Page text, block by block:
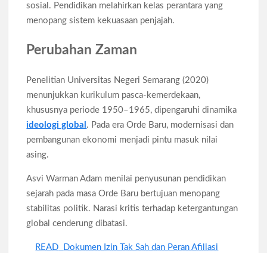
sosial. Pendidikan melahirkan kelas perantara yang
menopang sistem kekuasaan penjajah.
Perubahan Zaman
Penelitian Universitas Negeri Semarang (2020)
menunjukkan kurikulum pasca-kemerdekaan,
khususnya periode 1950–1965, dipengaruhi dinamika
ideologi global . Pada era Orde Baru, modernisasi dan
pembangunan ekonomi menjadi pintu masuk nilai
asing.
Asvi Warman Adam menilai penyusunan pendidikan
sejarah pada masa Orde Baru bertujuan menopang
stabilitas politik. Narasi kritis terhadap ketergantungan
global cenderung dibatasi.
READ
Dokumen Izin Tak Sah dan Peran Afiliasi